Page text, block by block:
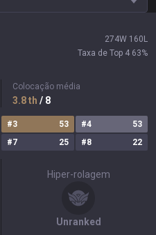
274W 160 L
Taxa de Top 4 63%
Colocação média
3.8th / 8
#3 53 #4
53
#7 25 #8 22
Hiper-rolagem
Unranked